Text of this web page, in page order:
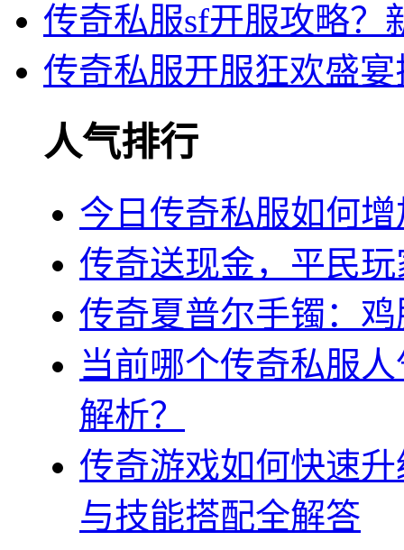
传奇私服sf开服攻略？
传奇私服开服狂欢盛
人气排行
今日传奇私服如何
传奇送现金，平民
传奇夏普尔手镯：
当前哪个传奇私服
解析？
传奇游戏如何快速
与技能搭配全解答